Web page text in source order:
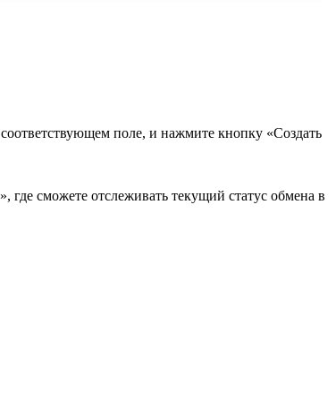
поле, и нажмите кнопку «Создать
где сможете отслеживать текущий статус обмена в